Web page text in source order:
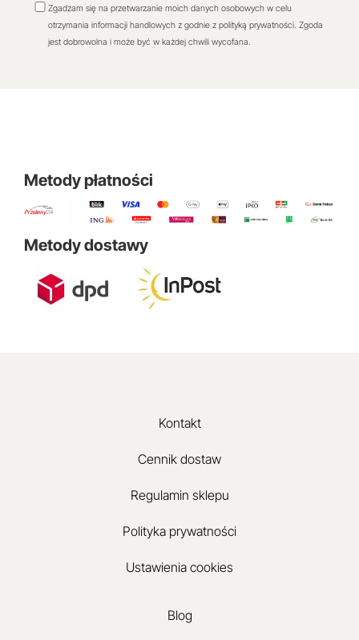
Zgadzam się na przetwarzanie moich danych osobowych w celu
otrzymania informacji handlowych z godnie z polityką prywatności. Zgoda
jest dobrowolna i może być w każdej chwili wycofana.
Metody płatności
Metody dostawy
Kontakt
Cennik dostaw
Regulamin sklepu
Polityka prywatności
Ustawienia cookies
Blog